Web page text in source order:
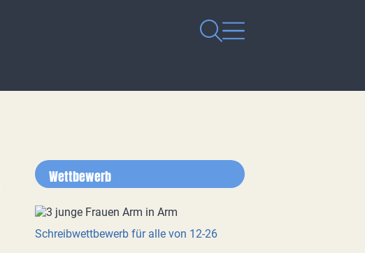
Wettbewerb
Schreibwettbewerb für alle von 12-26